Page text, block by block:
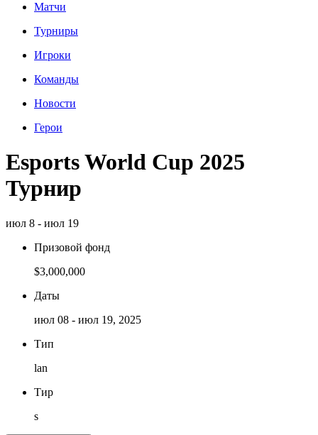
Матчи
Турниры
Игроки
Команды
Новости
Герои
Esports World Cup 2025
Турнир
июл 8 - июл 19
Призовой фонд
$3,000,000
Даты
июл 08 - июл 19, 2025
Тип
lan
Тир
s